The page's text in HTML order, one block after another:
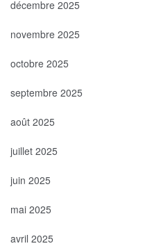
décembre 2025
novembre 2025
octobre 2025
septembre 2025
août 2025
juillet 2025
juin 2025
mai 2025
avril 2025